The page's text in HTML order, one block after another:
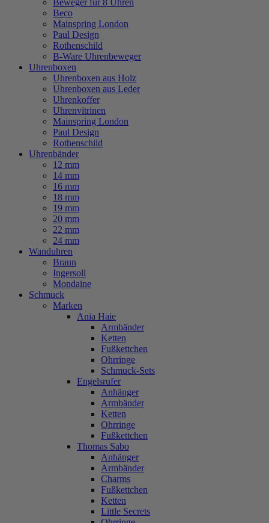
Beweger für 8 Uhren
Beco
Mainspring London
Paul Design
Rothenschild
B-Ware Uhrenbeweger
Uhrenboxen
Uhrenboxen aus Holz
Uhrenboxen aus Leder
Uhrenkoffer
Uhrenvitrinen
Mainspring London
Paul Design
Rothenschild
Uhrenbänder
12 mm
14 mm
16 mm
18 mm
19 mm
20 mm
22 mm
24 mm
Wanduhren
Braun
Ingersoll
Mondaine
Schmuck
Marken
Ania Haie
Armbänder
Ketten
Fußkettchen
Ohrringe
Schmuck-Sets
Engelsrufer
Anhänger
Armbänder
Ketten
Ohrringe
Fußkettchen
Thomas Sabo
Anhänger
Armbänder
Charms
Fußkettchen
Ketten
Little Secrets